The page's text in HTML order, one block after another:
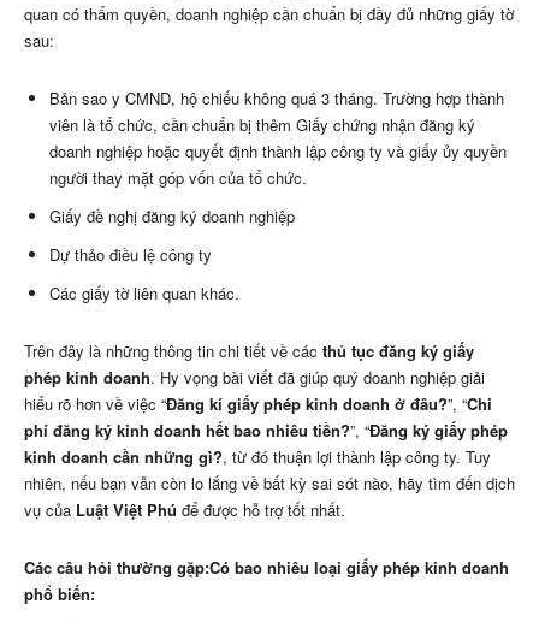
quan có thẩm quyền, doanh nghiệp cần chuẩn bị đầy đủ những giấy tờ
sau:
Bản sao y CMND, hộ chiếu không quá 3 tháng. Trường hợp thành
viên là tổ chức, cần chuẩn bị thêm Giấy chứng nhận đăng ký
doanh nghiệp hoặc quyết định thành lập công ty và giấy ủy quyền
người thay mặt góp vốn của tổ chức.
Giấy đề nghị đăng ký doanh nghiệp
Dự thảo điều lệ công ty
Các giấy tờ liên quan khác.
Trên đây là những thông tin chi tiết về các thủ tục đăng ký giấy
phép kinh doanh. Hy vọng bài viết đã giúp quý doanh nghiệp giải
hiểu rõ hơn về việc “Đăng kí giấy phép kinh doanh ở đâu?”, “Chi
phí đăng ký kinh doanh hết bao nhiêu tiền?”, “Đăng ký giấy phép
kinh doanh cần những gì?, từ đó thuận lợi thành lập công ty. Tuy
nhiên, nếu bạn vẫn còn lo lắng về bất kỳ sai sót nào, hãy tìm đến dịch
vụ của Luật Việt Phú để được hỗ trợ tốt nhất.
Các câu hỏi thường gặp:Có bao nhiêu loại giấy phép kinh doanh
phổ biến: